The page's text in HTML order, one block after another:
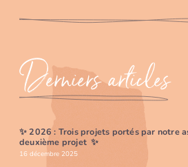
Derniers articles
✨ 2026 : Trois projets portés par notre
deuxième projet ✨
16 décembre 2025